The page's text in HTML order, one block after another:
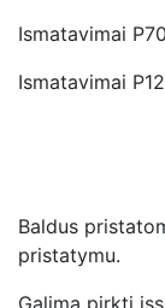
Ismatavimai
Ismatavimai
Baldus
pristatymu.